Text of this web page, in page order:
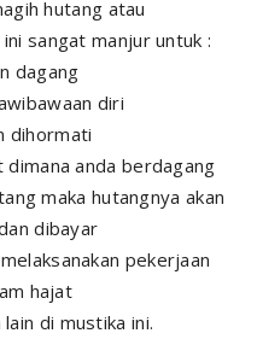
hutang atau
sangat manjur untuk :
dagang
diri
dihormati
anda berdagang
maka hutangnya akan
dibayar
pekerjaan
hajat
di mustika ini.